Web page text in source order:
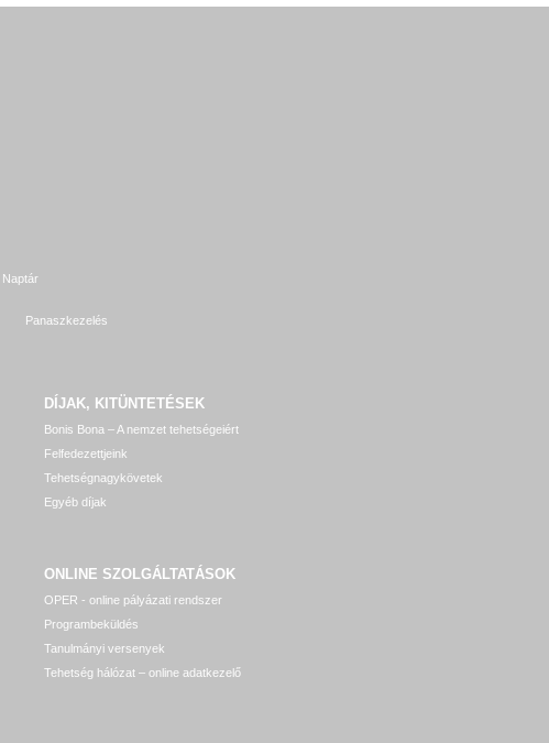
Naptár
Panaszkezelés
DÍJAK, KITÜNTETÉSEK
Bonis Bona – A nemzet tehetségeiért
Felfedezettjeink
Tehetségnagykövetek
Egyéb díjak
ONLINE SZOLGÁLTATÁSOK
OPER - online pályázati rendszer
Programbeküldés
Tanulmányi versenyek
Tehetség hálózat – online adatkezelő